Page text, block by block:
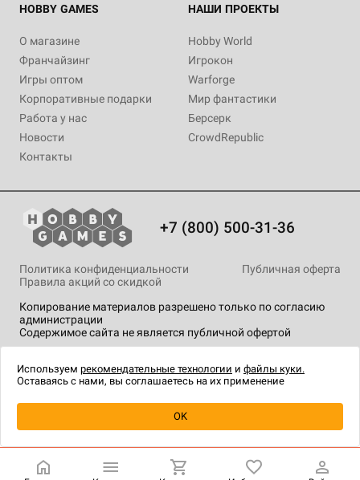
Уведомить о наличии
HOBBY GAMES
О магазине
Франчайзинг
Игры оптом
Корпоративные подарки
Работа у нас
Новости
Контакты
НАШИ ПРОЕКТЫ
Hobby World
Игрокон
Warforge
Мир фантастики
Берсерк
CrowdRepublic
+7 (800) 500-31-36
Копирование материалов разрешено только по согласию
администрации
Содержимое сайта не является публичной офертой
Политика конфиденциальности
Публичная оферта
Правила акций со скидкой
технологии.
Используем рекомендательные технологии и файлы куки.
Оставаясь с нами, вы соглашаетесь на их применение
OK